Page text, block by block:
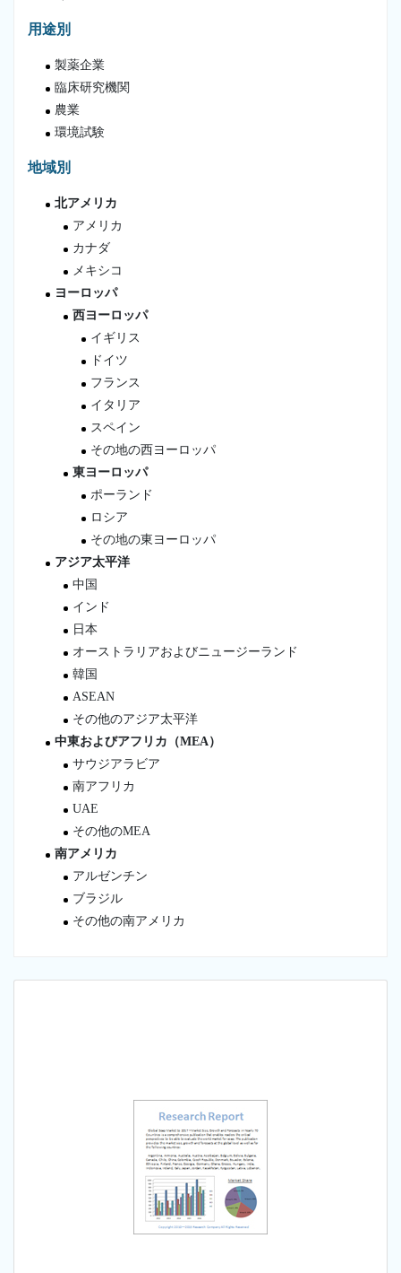
用途別
製薬企業
臨床研究機関
農業
環境試験
地域別
北アメリカ
アメリカ
カナダ
メキシコ
ヨーロッパ
西ヨーロッパ
イギリス
ドイツ
フランス
イタリア
スペイン
その地の西ヨーロッパ
東ヨーロッパ
ポーランド
ロシア
その地の東ヨーロッパ
アジア太平洋
中国
インド
日本
オーストラリアおよびニュージーランド
韓国
ASEAN
その他のアジア太平洋
中東およびアフリカ（MEA）
サウジアラビア
南アフリカ
UAE
その他のMEA
南アメリカ
アルゼンチン
ブラジル
その他の南アメリカ